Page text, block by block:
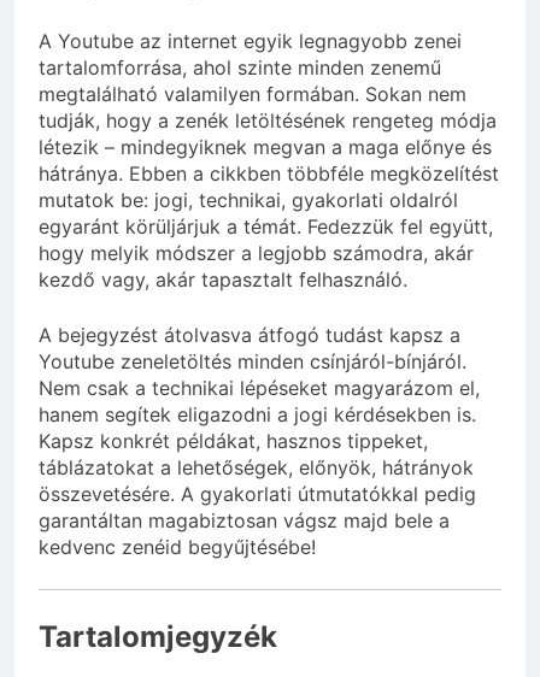
A Youtube az internet egyik legnagyobb zenei
tartalomforrása, ahol szinte minden zenemű
megtalálható valamilyen formában. Sokan nem
tudják, hogy a zenék letöltésének rengeteg módja
létezik – mindegyiknek megvan a maga előnye és
hátránya. Ebben a cikkben többféle megközelítést
mutatok be: jogi, technikai, gyakorlati oldalról
egyaránt körüljárjuk a témát. Fedezzük fel együtt,
hogy melyik módszer a legjobb számodra, akár
kezdő vagy, akár tapasztalt felhasználó.
A bejegyzést átolvasva átfogó tudást kapsz a
Youtube zeneletöltés minden csínjáról-bínjáról.
Nem csak a technikai lépéseket magyarázom el,
hanem segítek eligazodni a jogi kérdésekben is.
Kapsz konkrét példákat, hasznos tippeket,
táblázatokat a lehetőségek, előnyök, hátrányok
összevetésére. A gyakorlati útmutatókkal pedig
garantáltan magabiztosan vágsz majd bele a
kedvenc zenéid begyűjtésébe!
Tartalomjegyzék